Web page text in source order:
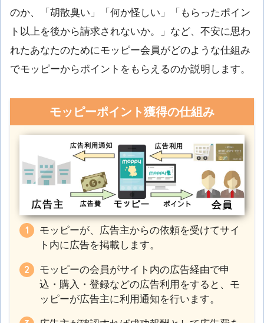
のか、「胡散臭い」「何か怪しい」「もらったポイン
ト以上を後から請求されないか。」など、不安に思わ
れたあなたのためにモッピー会員がどのような仕組み
でモッピーからポイントをもらえるのか説明します。
モッピーポイント獲得の仕組み
モッピーが、広告主からの依頼を受けてサイ
ト内に広告を掲載します。
モッピーの会員がサイト内の広告経由で申
込・購入・登録などの広告利用をすると、モ
ッピーが広告主に利用通知を行います。